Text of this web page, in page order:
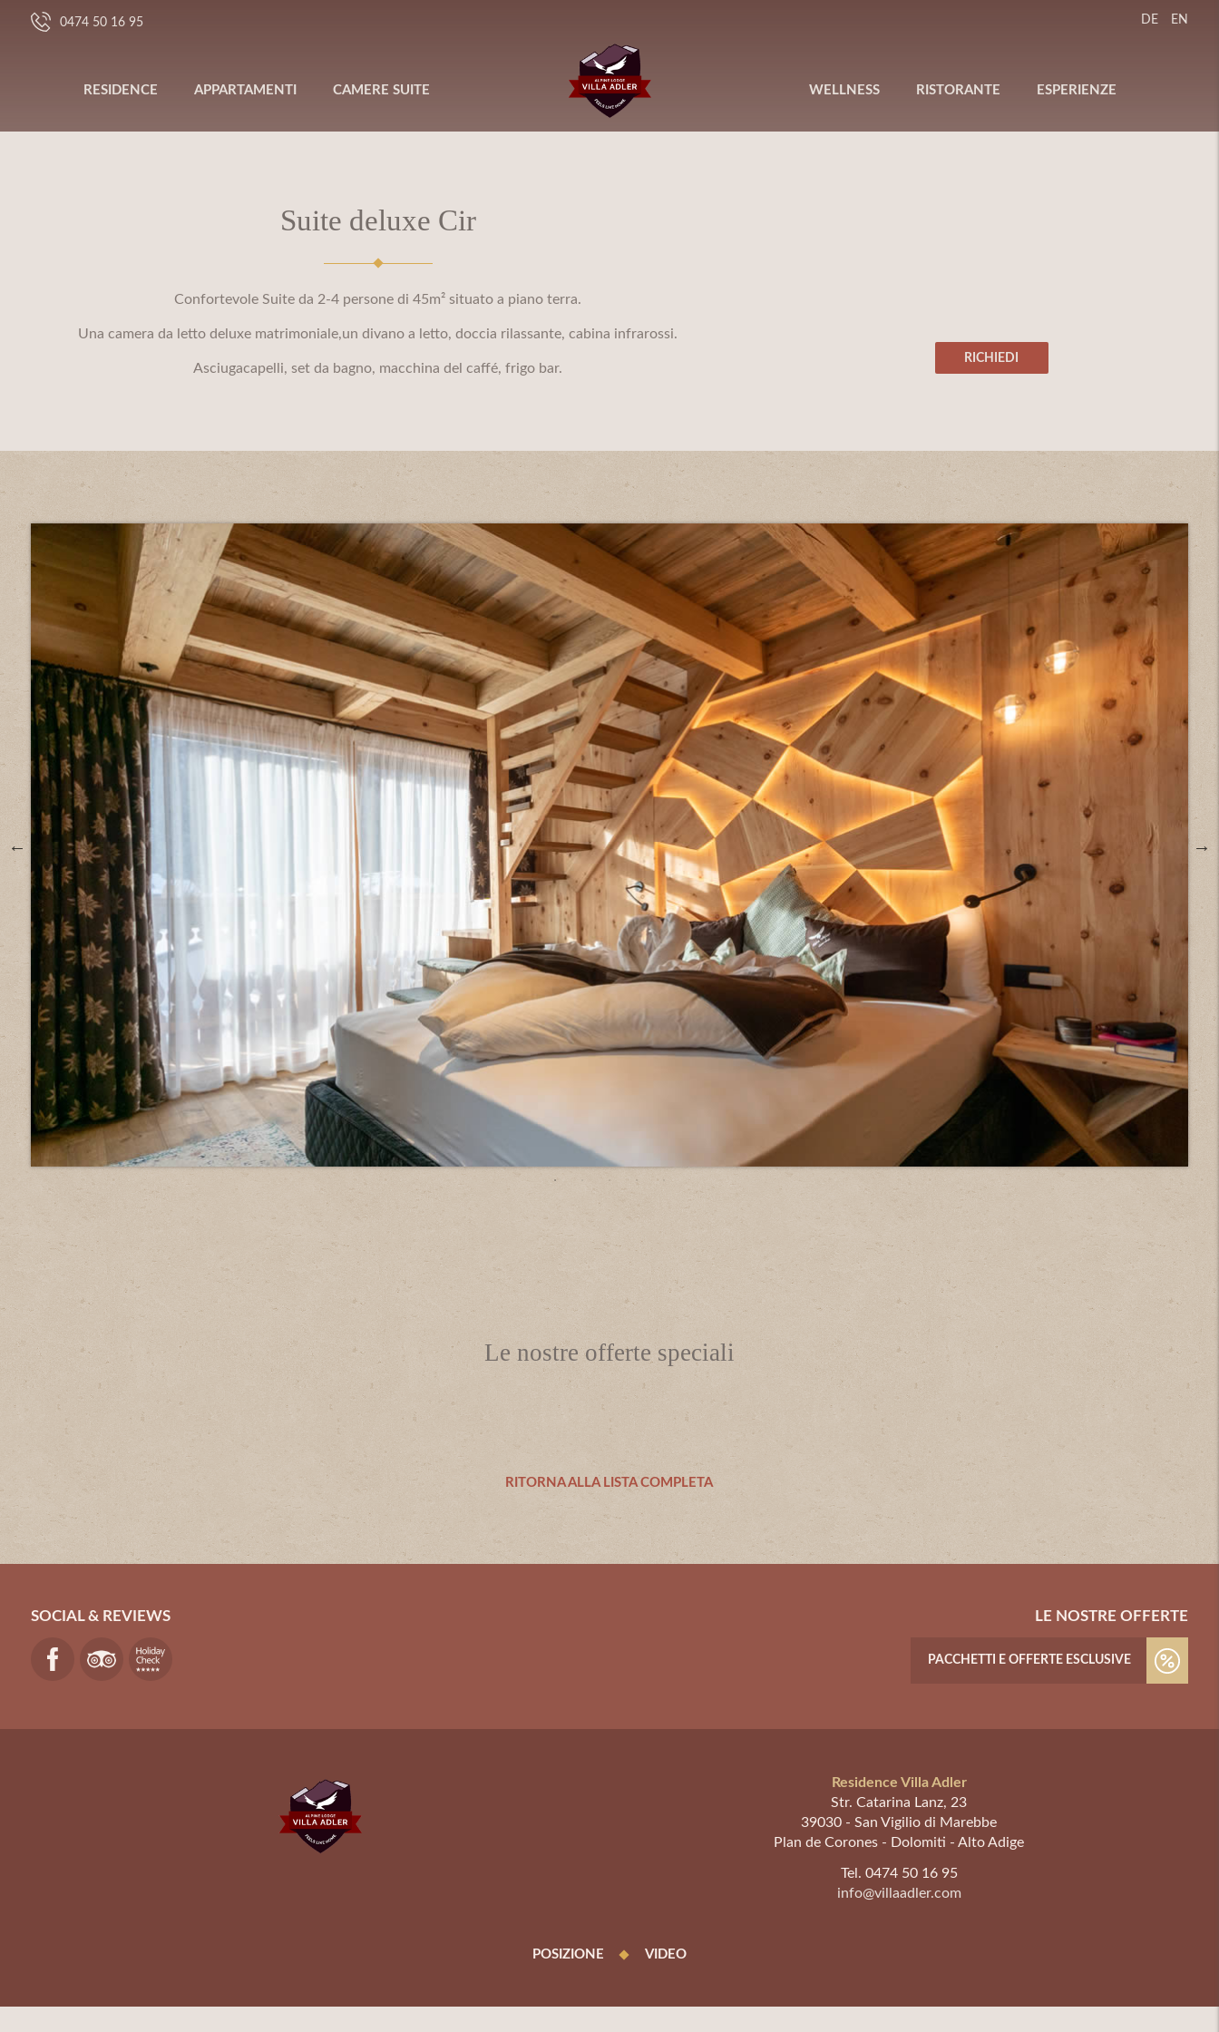
0474 50 16 95 DE EN
RESIDENCE APPARTAMENTI CAMERE SUITE WELLNESS RISTORANTE ESPERIENZE
Suite deluxe Cir
Confortevole Suite da 2-4 persone di 45m² situato a piano terra.
Una camera da letto deluxe matrimoniale,un divano a letto, doccia rilassante, cabina infrarossi.
Asciugacapelli, set da bagno, macchina del caffé, frigo bar.
RICHIEDI
Le nostre offerte speciali
RITORNA ALLA LISTA COMPLETA
SOCIAL & REVIEWS LE NOSTRE OFFERTE
PACCHETTI E OFFERTE ESCLUSIVE
Residence Villa Adler
Str. Catarina Lanz, 23
39030 -San Vigilio di Marebbe
Plan de Corones - Dolomiti - Alto Adige
Tel. 0474 50 16 95
info@villaadler.com
POSIZIONE VIDEO